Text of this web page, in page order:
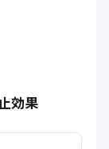
効果